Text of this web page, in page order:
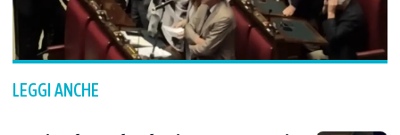
LEGGI ANCHE